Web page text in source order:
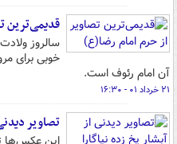
قدیمی‌ترین
سالروز
خوبی برای
آن امام رئوف است.
۲۱ خرداد ۰۱ - ۱۶:۳۰
تصاویر